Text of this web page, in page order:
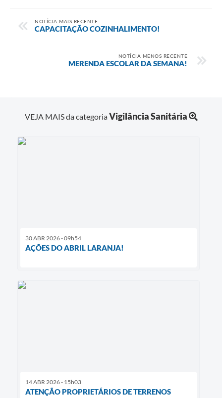
NOTÍCIA MAIS RECENTE
CAPACITAÇÃO COZINHALIMENTO!
NOTÍCIA MENOS RECENTE
MERENDA ESCOLAR DA SEMANA!
VEJA MAIS da categoriaVigilância Sanitária
30 ABR 2026 - 09h54
AÇÕES DO ABRIL LARANJA!
14 ABR 2026 - 15h03
ATENÇÃO PROPRIETÁRIOS DE TERRENOS